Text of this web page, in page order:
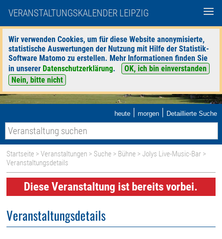
VERANSTALTUNGSKALENDER LEIPZIG
Wir verwenden Cookies, um für diese Website anonymisierte,
statistische Auswertungen der Nutzung mit Hilfe der Statistik-
Software Matomo zu erstellen. Mehr Informationen finden Sie
in unserer Datenschutzerklärung.
OK, ich bin einverstanden
Nein, bitte nicht
heute | morgen | Detaillierte Suche
Startseite >Veranstaltungen > Suche > Bühne >Jolys Live-Music-Bar >
Veranstaltungsdetails
Diese Veranstaltung ist bereits vorbei.
Veranstaltungsdetails